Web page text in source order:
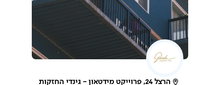
הרצל 24, פרוייקט מידטאון - גינדי החזקות